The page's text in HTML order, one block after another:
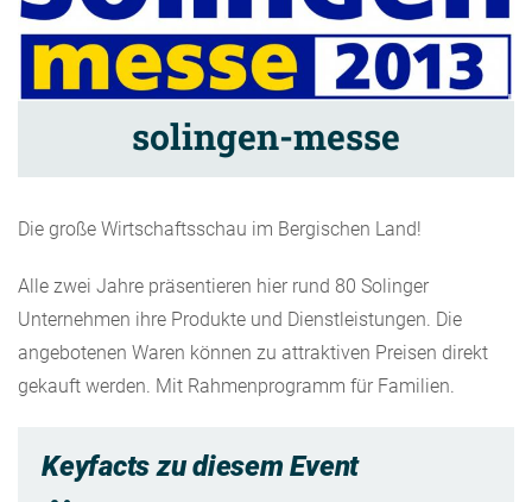
solingen-messe
Die große Wirtschaftsschau im Bergischen Land!
Alle zwei Jahre präsentieren hier rund 80 Solinger
Unternehmen ihre Produkte und Dienstleistungen. Die
angebotenen Waren können zu attraktiven Preisen direkt
gekauft werden. Mit Rahmenprogramm für Familien.
Keyfacts zu diesem Event